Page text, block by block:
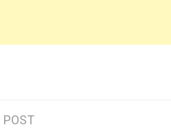
POST